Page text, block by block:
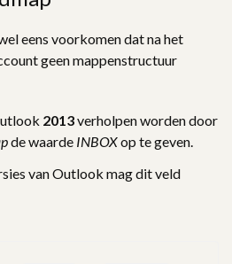
eens voorkomen dat na het
geen mappenstructuur
2013verholpen worden door
de waarde INBOXop te geven.
van Outlook mag dit veld